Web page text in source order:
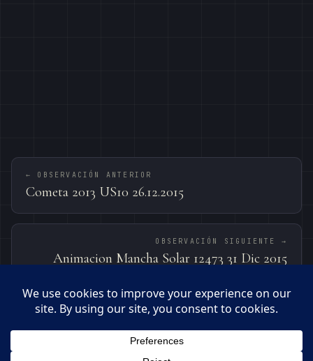
← OBSERVACIÓN ANTERIOR
Cometa 2013 US10 26.12.2015
OBSERVACIÓN SIGUIENTE →
Animacion Mancha Solar 12473 31 Dic 2015